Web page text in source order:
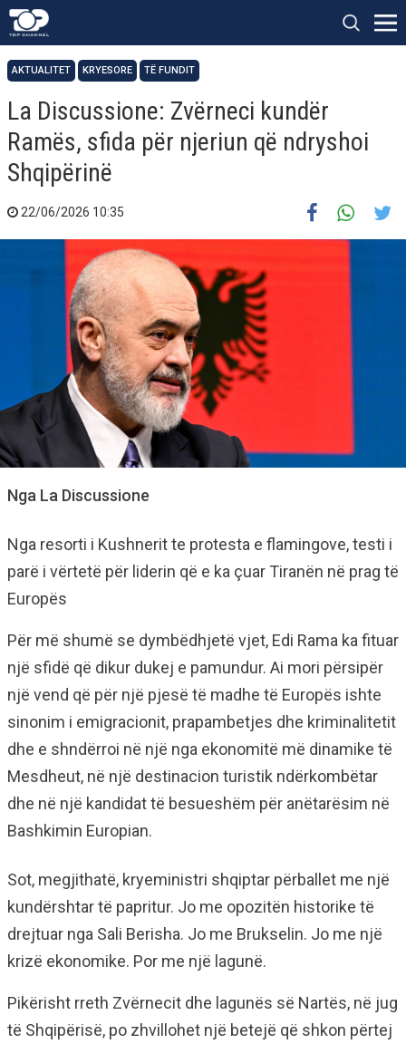
AKTUALITET KRYESORE TË FUNDIT
La Discussione: Zvërneci kundër
Ramës, sfida për njeriun që ndryshoi
Shqipërinë
22/06/2026 10:35
Nga La Discussione
Nga resorti i Kushnerit te protesta e flamingove, testi i
parë i vërtetë për liderin që e ka çuar Tiranën në prag të
Europës
Për më shumë se dymbëdhjetë vjet, Edi Rama ka fituar
një sfidë që dikur dukej e pamundur. Ai mori përsipër
një vend që për një pjesë të madhe të Europës ishte
sinonim i emigracionit, prapambetjes dhe kriminalitetit
dhe e shndërroi në një nga ekonomitë më dinamike të
Mesdheut, në një destinacion turistik ndërkombëtar
dhe në një kandidat të besueshëm për anëtarësim në
Bashkimin Europian.
Sot, megjithatë, kryeministri shqiptar përballet me një
kundërshtar të papritur. Jo me opozitën historike të
drejtuar nga Sali Berisha. Jo me Brukselin. Jo me një
krizë ekonomike. Por me një lagunë.
Pikërisht rreth Zvërnecit dhe lagunës së Nartës, në jug
të Shqipërisë, po zhvillohet një betejë që shkon përtej